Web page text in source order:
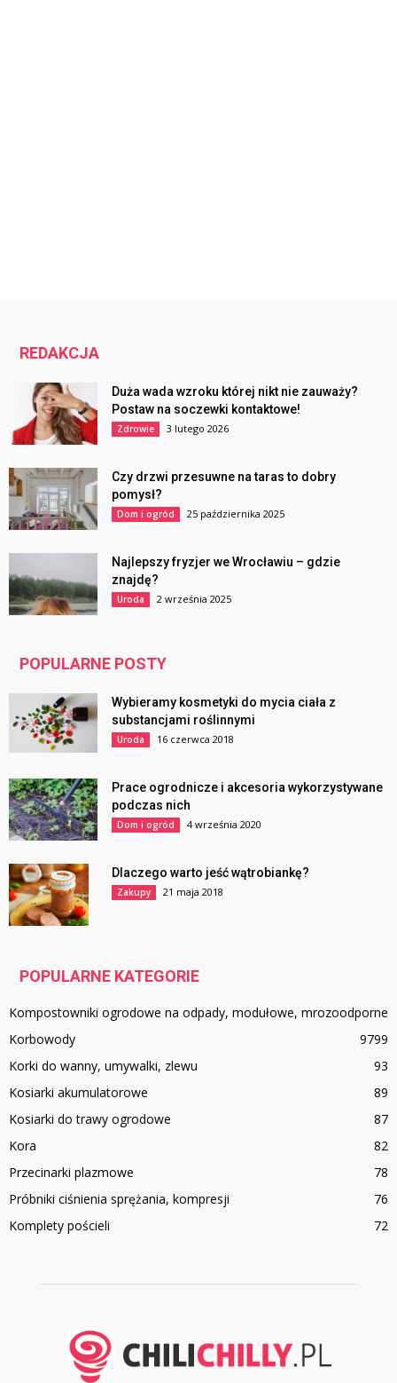
REDAKCJA
Duża wada wzroku której nikt nie zauważy?
Postaw na soczewki kontaktowe!
Zdrowie 3 lutego 2026
Czy drzwi przesuwne na taras to dobry
pomysł?
Dom i ogród 25 października 2025
Najlepszy fryzjer we Wrocławiu – gdzie
znajdę?
Uroda 2 września 2025
POPULARNE POSTY
Wybieramy kosmetyki do mycia ciała z
substancjami roślinnymi
Uroda 16 czerwca 2018
Prace ogrodnicze i akcesoria wykorzystywane
podczas nich
Dom i ogród 4 września 2020
Dlaczego warto jeść wątrobiankę?
Zakupy 21 maja 2018
POPULARNE KATEGORIE
Kompostowniki ogrodowe na odpady, modułowe, mrozoodporne
99
Korbowody
97
Korki do wanny, umywalki, zlewu
93
Kosiarki akumulatorowe
89
Kosiarki do trawy ogrodowe
87
Kora
82
Przecinarki plazmowe
78
Próbniki ciśnienia sprężania, kompresji
76
Komplety pościeli
72